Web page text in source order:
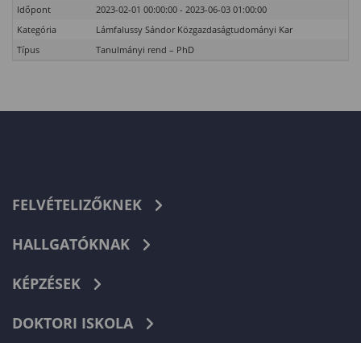
Időpont
2023-02-01 00:00:00 - 2023-06-03 01:00:00
Kategória
Lámfalussy Sándor Közgazdaságtudományi Kar
Típus
Tanulmányi rend – PhD
FELVÉTELIZŐKNEK
HALLGATÓKNAK
KÉPZÉSEK
DOKTORI ISKOLA